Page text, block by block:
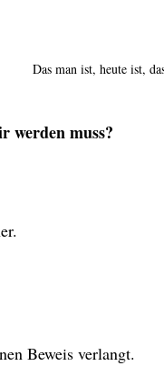
Das man ist, heute ist,
werden muss?
Beweis verlangt.